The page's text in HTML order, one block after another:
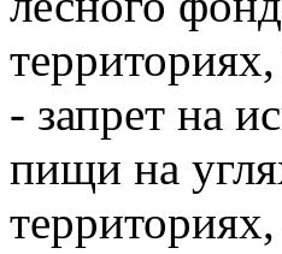
- запрет на
пищи на